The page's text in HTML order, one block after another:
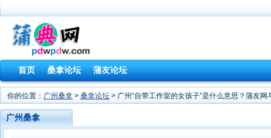
首页 桑拿论坛 蒲友论坛
你的位置： 广州桑拿 > 桑拿论坛 > 广州“自带工作室的女孩子”是什么意思？蒲友
广州桑拿